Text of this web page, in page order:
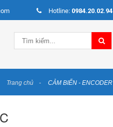
Hotline: 0984.20.02.94
Trang chủ CẢM BIẾN - ENCODER